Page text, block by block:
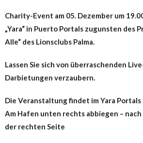
Charity-Event am 05. Dezember um
„Yara“ in Puerto Portals zugunsten des
Alle“ des Lionsclubs Palma.
Lassen Sie sich von überraschenden
Darbietungen verzaubern.
Die Veranstaltung findet im Yara
Am Hafen unten rechts abbiegen –
der rechten Seite